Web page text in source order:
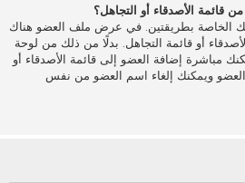
قائمة الأصدقاء أو التجاهل؟
الخاصة بطريقتين. في عرض ملف العضو هناك
أو قائمة التجاهل. بدلًا من ذلك من لوحة
مباشرة إضافة العضو إلى قائمة الأصدقاء أو
ويمكنك إلغاء اسم العضو من نفس